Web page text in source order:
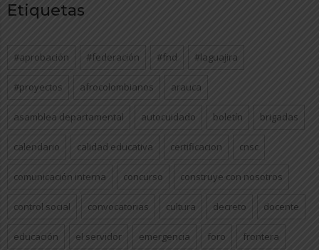
Etiquetas
#aprobación #federación #fnd #laguajira
#proyectos afrocolombianos arauca
asamblea departamental autocuidado boletín brigadas
calendario calidad educativa certificacion cnsc
comunicación interna concurso construye con nosotros
control social convocatorias cultura decreto docente
educación el servidor emergencia foro frontera